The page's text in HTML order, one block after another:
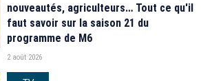
nouveautés, agriculteurs… Tout ce qu'il
faut savoir sur la saison 21 du
programme de M6
2 août 2026